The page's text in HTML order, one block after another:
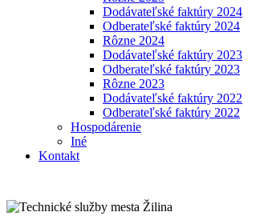
Dodávateľské faktúry 2024
Odberateľské faktúry 2024
Rôzne 2024
Dodávateľské faktúry 2023
Odberateľské faktúry 2023
Rôzne 2023
Dodávateľské faktúry 2022
Odberateľské faktúry 2022
Hospodárenie
Iné
Kontakt